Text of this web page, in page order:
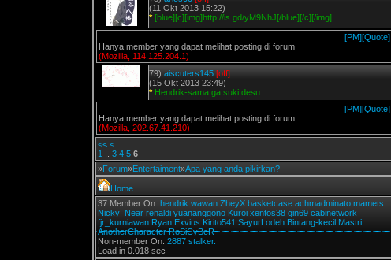
(11 Okt 2013 15:22)
* [blue][c][img]http://is.gd/yM9NhJ[/blue][/c][/img]
[PM][Quote]
Hanya member yang dapat melihat posting di forum
(Mozilla, 114.125.204.1)
79) aiscuters145 [off]
(15 Okt 2013 23:49)
* Hendrik-sama ga suki desu
[PM][Quote]
Hanya member yang dapat melihat posting di forum
(Mozilla, 202.67.41.210)
<< <
1
3 4 5 6
»Forum»Entertaiment»Apa yang anda pikirkan?
Home
37 Member On: hendrik wawan ZheyX basketcase achmadminato mamets
Nicky_Near renaldi yuananggono Kuroi xentos38 gin69 cabinetwork
fjr_kurniawan Ryan Exvius Kirito541 SayurLodeh Bintang-kecil Mastri
AnotherCharacter RoSiCyBeR
Non-member On: 2887 stalker.
Load in 0.018 sec